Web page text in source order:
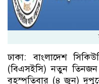
ঢাকা: বাংলাদেশ
(বিএসইসি) নতুন তিনজন
বৃহস্পতিবার (৪ জুন) দুপুরে